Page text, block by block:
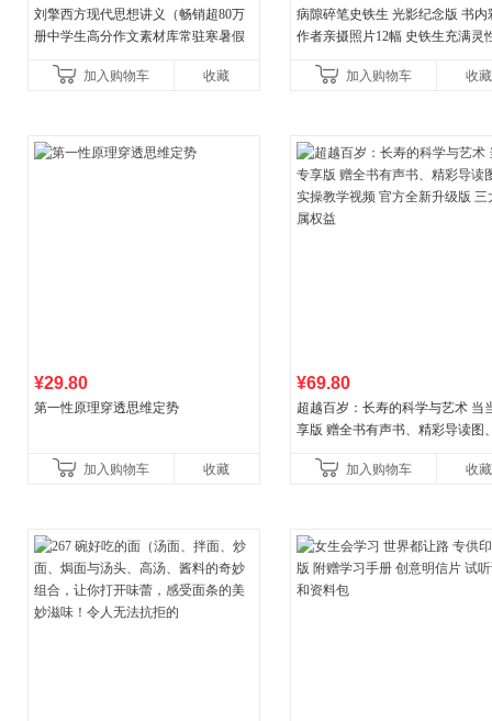
刘擎西方现代思想讲义（畅销超80万
册中学生高分作文素材库常驻寒暑假
讲透西方思想史，哲学知
加入购物车 收藏
病隙碎笔史铁生 光影纪念版 书内
作者亲摄照片12幅 史铁生充满灵
加入购物车
收藏
¥29.80
第一性原理穿透思维定势
加入购物车 收藏
¥69.80
超越百岁：长寿的科学与艺术 当
享版 赠全书有声书、精彩导读图
权益
加入购物车 收藏